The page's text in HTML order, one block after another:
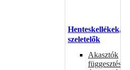
Henteskellékek,
szeletelők
Akasztók
függesztéshez